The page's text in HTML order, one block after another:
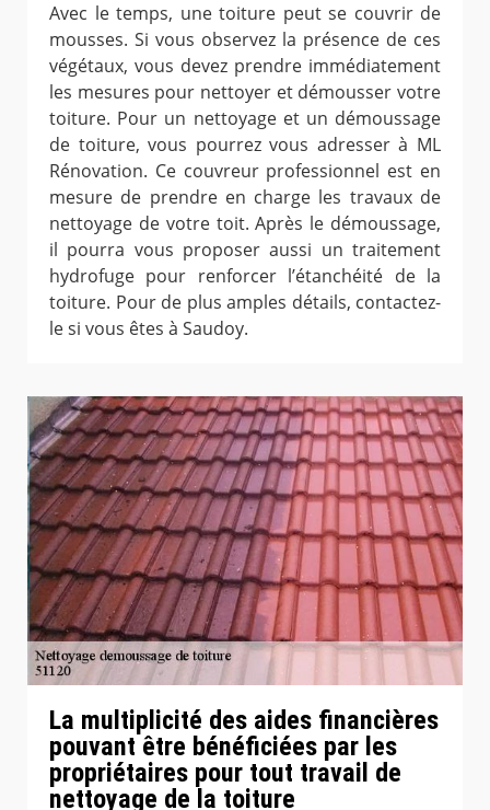
Avec le temps, une toiture peut se couvrir de
mousses. Si vous observez la présence de ces
végétaux, vous devez prendre immédiatement
les mesures pour nettoyer et démousser votre
toiture. Pour un nettoyage et un démoussage
de toiture, vous pourrez vous adresser à ML
Rénovation. Ce couvreur professionnel est en
mesure de prendre en charge les travaux de
nettoyage de votre toit. Après le démoussage,
il pourra vous proposer aussi un traitement
hydrofuge pour renforcer l’étanchéité de la
toiture. Pour de plus amples détails, contactez-
le si vous êtes à Saudoy.
La multiplicité des aides financières
pouvant être bénéficiées par les
propriétaires pour tout travail de
nettoyage de la toiture